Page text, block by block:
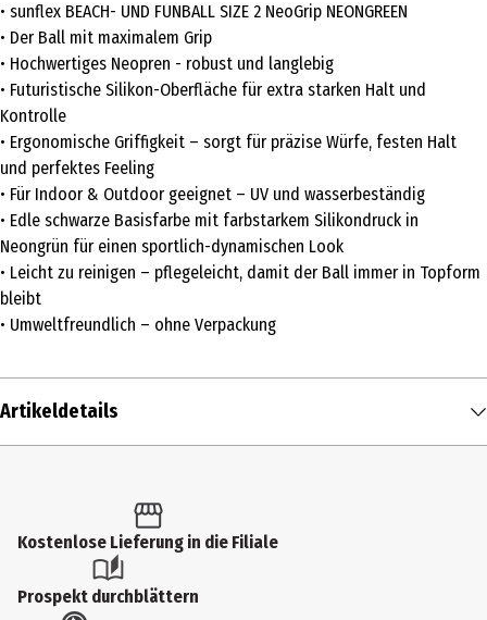
• sunflex BEACH- UND FUNBALL SIZE 2 NeoGrip NEONGREEN
• Der Ball mit maximalem Grip
• Hochwertiges Neopren - robust und langlebig
• Futuristische Silikon-Oberfläche für extra starken Halt und
Kontrolle
• Ergonomische Griffigkeit – sorgt für präzise Würfe, festen Halt
und perfektes Feeling
• Für Indoor & Outdoor geeignet – UV und wasserbeständig
• Edle schwarze Basisfarbe mit farbstarkem Silikondruck in
Neongrün für einen sportlich-dynamischen Look
• Leicht zu reinigen – pflegeleicht, damit der Ball immer in Topform
bleibt
• Umweltfreundlich – ohne Verpackung
Artikeldetails
Produkttyp
Kinder und Spielbälle
Altersempfehlung ab
Kostenlose Lieferung in die Filiale
Prospekt durchblättern